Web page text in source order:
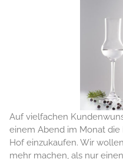
Auf vielfachen
einem Abend im Monat
Hof einzukaufen. Wir
mehr machen, als nur